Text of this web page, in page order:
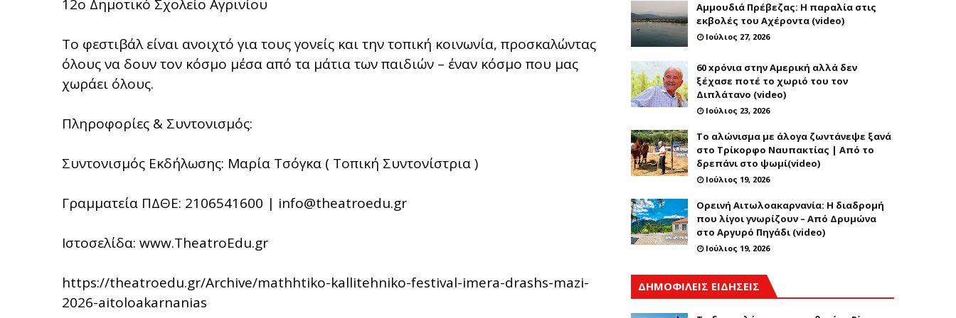
12ο Δημοτικό Σχολείο Αγρινίου
Το φεστιβάλ είναι ανοιχτό για τους γονείς και την τοπική κοινωνία, προσκαλώντας
όλους να δουν τον κόσμο μέσα από τα μάτια των παιδιών – έναν κόσμο που μας
χωράει όλους.
Πληροφορίες & Συντονισμός:
Συντονισμός Εκδήλωσης: Μαρία Τσόγκα ( Τοπική Συντονίστρια )
Γραμματεία ΠΔΘΕ: 2106541600 | info@theatroedu.gr
Ιστοσελίδα: www.TheatroEdu.gr
https://theatroedu.gr/Archive/mathhtiko-kallitehniko-festival-imera-drashs-mazi-
2026-aitoloakarnanias
Αμμουδιά Πρέβεζας: Η παραλία στις
εκβολές του Αχέροντα (video)
Ιούλιος 27, 2026
60 xρόνια στην Αμερική αλλά δεν
ξέχασε ποτέ το χωριό του τον
Διπλάτανο (video)
Ιούλιος 23, 2026
Το αλώνισμα με άλογα ζωντάνεψε ξανά
στο Τρίκορφο Ναυπακτίας | Από το
δρεπάνι στο ψωμί(video)
Ιούλιος 19, 2026
Ορεινή Αιτωλοακαρνανία: Η διαδρομή
που λίγοι γνωρίζουν – Από Δρυμώνα
στο Αργυρό Πηγάδι (video)
Ιούλιος 19, 2026
ΔΗΜΟΦΙΛΕΙΣ ΕΙΔΗΣΕΙΣ